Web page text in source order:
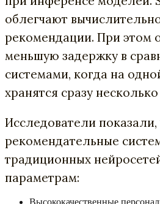
облегчают
рекомендации. При этом
меньшую задержку в
системами, когда на
хранятся сразу
Исследователи
рекомендательные
традиционных
параметрам: